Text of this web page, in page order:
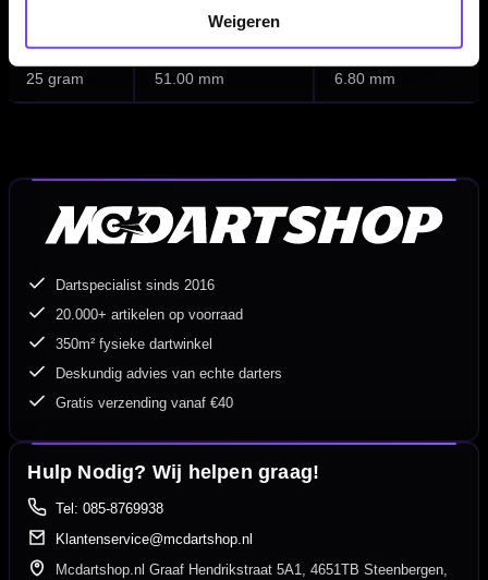
Weigeren
51.00 mm
25 gram 51.00 mm 6.80 mm
Dartspecialist sinds 2016
20.000+ artikelen op voorraad
350m² fysieke dartwinkel
Deskundig advies van echte darters
Gratis verzending vanaf €40
Hulp Nodig? Wij helpen graag!
Tel: 085-8769938
Klantenservice@mcdartshop.nl
Mcdartshop.nl Graaf Hendrikstraat 5A1, 4651TB Steenbergen,